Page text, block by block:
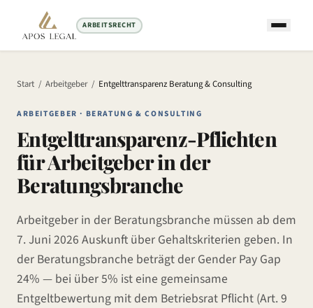
ARBEITSRECHT
Start / Arbeitgeber / Entgelttransparenz Beratung & Consulting
ARBEITGEBER · BERATUNG & CONSULTING
Entgelttransparenz-Pflichten
für Arbeitgeber in der
Beratungsbranche
Arbeitgeber in der Beratungsbranche müssen ab dem
7. Juni 2026 Auskunft über Gehaltskriterien geben. In
der Beratungsbranche beträgt der Gender Pay Gap
24% — bei über 5% ist eine gemeinsame
Entgeltbewertung mit dem Betriebsrat Pflicht (Art. 9